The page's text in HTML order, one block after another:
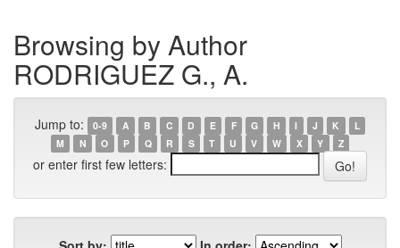
Browsing by Author
RODRIGUEZ G., A.
Jump to: 0-9 A B C D E F G H I J K
L
M
N O P Q R S T U V W X Y Z
or enter first few letters: